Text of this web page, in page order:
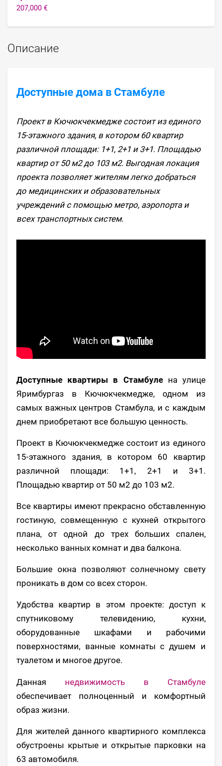
207,000 €
Описание
Доступные дома в Стамбуле
Проект в Кючюкчекмедже состоит из единого
15-этажного здания, в котором 60 квартир
различной площади: 1+1, 2+1 и 3+1. Площадью
квартир от 50 м2 до 103 м2. Выгодная локация
проекта позволяет жителям легко добраться
до медицинских и образовательных
учреждений с помощью метро, ​​аэропорта и
всех транспортных систем.
Доступные квартиры в Стамбулена улице
Яримбургаз в Кючюкчекмедже, одном из
самых важных центров Стамбула, и с каждым
днем ​​приобретают все большую ценность.
Проект в Кючюкчекмедже состоит из единого
15-этажного здания, в котором 60 квартир
различной площади: 1+1, 2+1 и 3+1.
Площадью квартир от 50 м2 до 103 м2.
Все квартиры имеют прекрасно обставленную
гостиную, совмещенную с кухней открытого
плана, от одной до трех больших спален,
несколько ванных комнат и два балкона.
Большие окна позволяют солнечному свету
проникать в дом со всех сторон.
Удобства квартир в этом проекте: доступ к
спутниковому телевидению, кухни,
оборудованные шкафами и рабочими
поверхностями, ванные комнаты с душем и
туалетом и многое другое.
Данная недвижимость в Стамбуле
обеспечивает полноценный и комфортный
образ жизни.
Для жителей данного квартирного комплекса
обустроены крытые и открытые парковки на
63 автомобиля.